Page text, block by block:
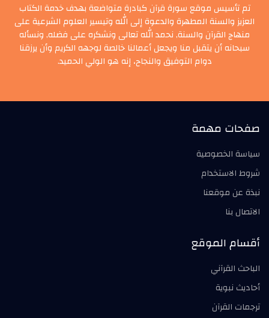
تم تأسيس موقع سورة قرآن كبادرة متواضعة بهدف خدمة الكتاب
العزيز والسنة المطهرة والدعوة إلى الله وتيسير العلوم الشرعية على
منهاج القرآن والسنة, نحمد الله تعالى ونشكره على فضله, ونسأله
سبحانه أن يتقبل منا ويجعل أعمالنا خالصة لوجهه الكريم وأن يرزقنا
دوام التوفيق والنجاح، إنه هو الولي الحميد.
صفحات مهمة
سياسة الخصوصية
شروط الاستخدام
نبذة عن موقعنا
الاتصال بنا
أقسام الموقع
الباحث القرآني
أحاديث نبوية
ترجمات القرآن